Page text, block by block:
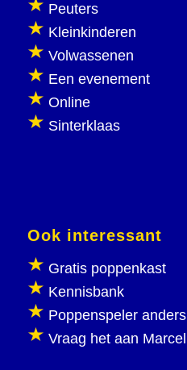
Peuters
Kleinkinderen
Volwassenen
Een evenement
Online
Sinterklaas
Ook interessant
Gratis poppenkast
Kennisbank
Poppenspeler anders
Vraag het aan Marcel